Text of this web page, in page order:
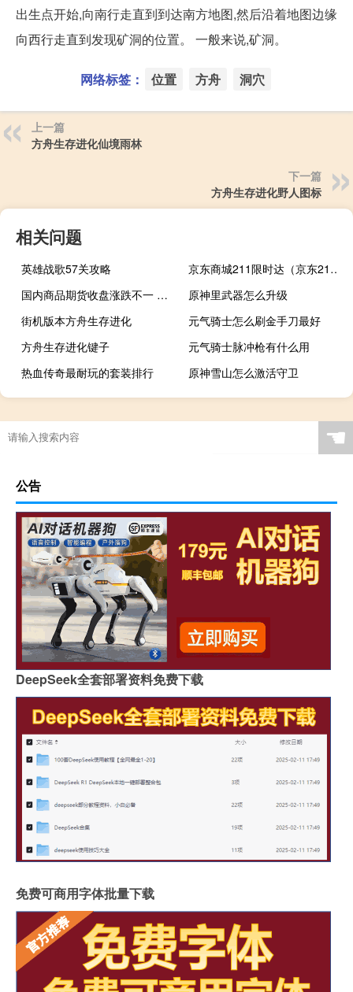
出生点开始,向南行走直到到达南方地图,然后沿着地图边缘
向西行走直到发现矿洞的位置。 一般来说,矿洞。
网络标签： 位置 方舟 洞穴
上一篇
方舟生存进化仙境雨林
下一篇
方舟生存进化野人图标
相关问题
英雄战歌57关攻略
京东商城211限时达（京东211限时达是什么意思）
国内商品期货收盘涨跌不一 油脂油料涨幅居前
原神里武器怎么升级
街机版本方舟生存进化
元气骑士怎么刷金手刀最好
方舟生存进化键子
元气骑士脉冲枪有什么用
热血传奇最耐玩的套装排行
原神雪山怎么激活守卫
☚
公告
DeepSeek全套部署资料免费下载
免费可商用字体批量下载